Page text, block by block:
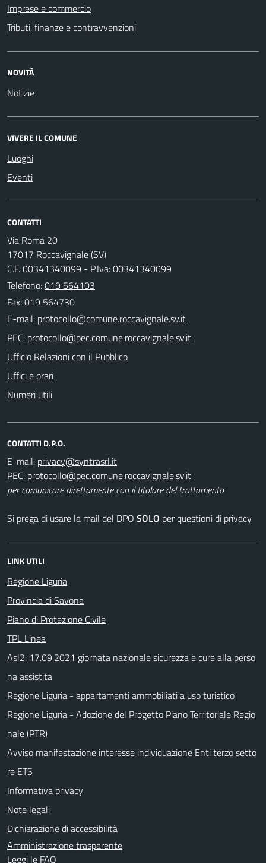
Imprese e commercio
Tributi, finanze e contravvenzioni
NOVITÀ
Notizie
VIVERE IL COMUNE
Luoghi
Eventi
CONTATTI
Via Roma 20
17017 Roccavignale (SV)
C.F. 00341340099 - P.Iva: 00341340099
Telefono:019 564103
Fax: 019 564730
E-mail:
PEC:
Ufficio Relazioni con il Pubblico
Uffici e orari
Numeri utili
CONTATTI D.P.O.
E-mail:
PEC:
per comunicare direttamente con il titolare del trattamento
Si prega di usare la mail del DPO SOLO per questioni di privacy
LINK UTILI
Regione Liguria
Provincia di Savona
Piano di Protezione Civile
TPL Linea
Asl2: 17.09.2021 giornata nazionale sicurezza e cure alla perso
na assistita
Regione Liguria - appartamenti ammobiliati a uso turistico
Regione Liguria - Adozione del Progetto Piano Territoriale Regio
nale (PTR)
Avviso manifestazione interesse individuazione Enti terzo setto
re ETS
Informativa privacy
Note legali
Dichiarazione di accessibilità
Amministrazione trasparente
Leggi le FAQ